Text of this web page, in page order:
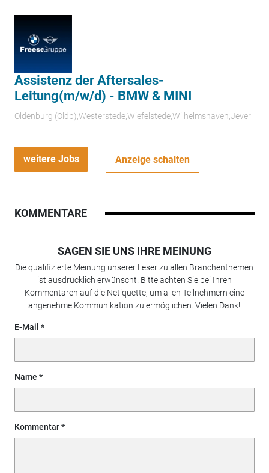
Assistenz der Aftersales-
Leitung(m/w/d) - BMW & MINI
Oldenburg (Oldb);Westerstede;Wiefelstede;Wilhelmshaven;Jever
weitere Jobs Anzeige schalten
KOMMENTARE
SAGEN SIE UNS IHRE MEINUNG
Die qualifizierte Meinung unserer Leser zu allen Branchenthemen
ist ausdrücklich erwünscht. Bitte achten Sie bei Ihren
Kommentaren auf die Netiquette, um allen Teilnehmern eine
angenehme Kommunikation zu ermöglichen. Vielen Dank!
E-Mail
Name
Kommentar